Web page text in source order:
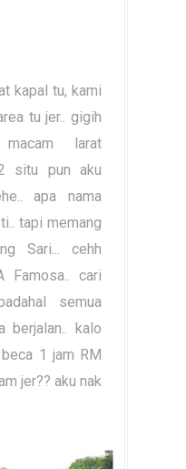
kapal tu, kami
tu jer.. gigih
larat
situ pun aku
apa nama
tapi memang
Sari... cehh
Famosa.. cari
semua
berjalan.. kalo
1 jam RM
jer?? aku nak